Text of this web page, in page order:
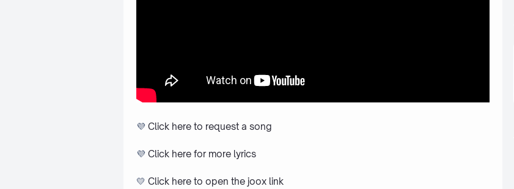
💜 Click here to request a song
💜 Click here for more lyrics
💛 Click here to open the joox link